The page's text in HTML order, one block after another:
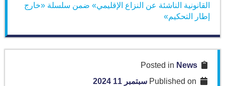
القانونية الناشئة عن النزاع الإقليمي» ضمن سلسلة «خارج
إطار التحكيم»
News
سبتمبر 11 2024